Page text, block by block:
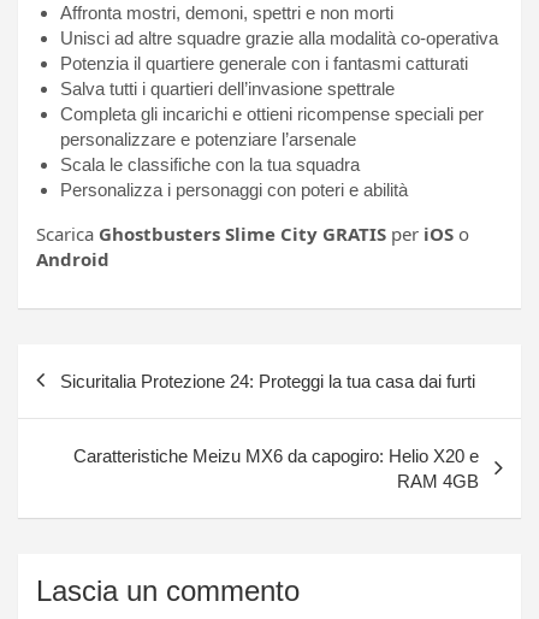
Affronta mostri, demoni, spettri e non morti
Unisci ad altre squadre grazie alla modalità co-operativa
Potenzia il quartiere generale con i fantasmi catturati
Salva tutti i quartieri dell’invasione spettrale
Completa gli incarichi e ottieni ricompense speciali per
personalizzare e potenziare l’arsenale
Scala le classifiche con la tua squadra
Personalizza i personaggi con poteri e abilità
Scarica Ghostbusters Slime City GRATIS per iOS o
Android
Sicuritalia Protezione 24: Proteggi la tua casa dai furti
Caratteristiche Meizu MX6 da capogiro: Helio X20 e
RAM 4GB
Lascia un commento